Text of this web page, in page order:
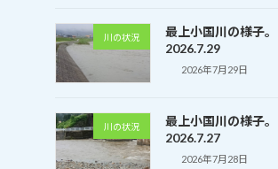
川の状況
最上小国川の様子。
2026.7.29
2026年7月29日
川の状況
最上小国川の様子。
2026.7.27
2026年7月28日